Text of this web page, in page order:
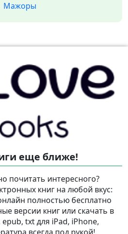
Мажоры
еще ближе!
почитать интересного?
книг на любой вкус:
полностью бесплатно
версии книг или скачать в
txt для iPad, iPhone,
всегда под рукой!